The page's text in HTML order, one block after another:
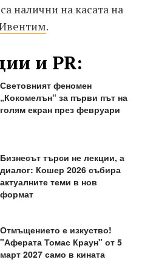
налични на касата на
.
и PR:
Световният феномен
„Кокомелън“ за първи път на
голям екран през февруари
Бизнесът търси не лекции, а
диалог: Кошер 2026 събира
актуалните теми в нов
формат
Отмъщението е изкуство!
"Аферата Томас Краун" от 5
март 2027 само в кината